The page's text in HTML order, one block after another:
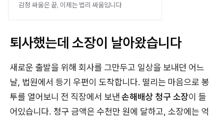
감정 싸움은 끝, 이제는 법리 싸움입니다
퇴사했는데 소장이 날아왔습니다
새로운 출발을 위해 회사를 그만두고 일상을 보내던 어느
날, 법원에서 등기 우편이 도착합니다. 떨리는 마음으로 봉
투를 열어보니 전 직장에서 보낸손해배상 청구 소장이 들
어있습니다. 청구 금액은 수천만 원에 달하고, 소장에는 억